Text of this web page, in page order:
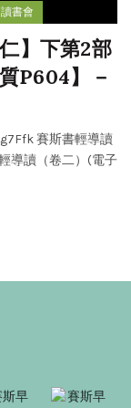
書會
】下第2部
P604】－
賽斯書輕導讀
導讀（卷二）(電子